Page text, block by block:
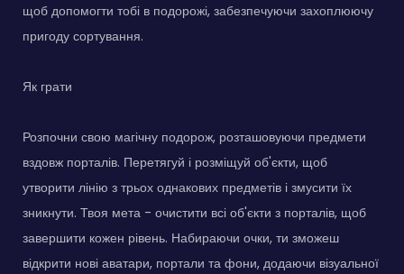
щоб допомогти тобі в подорожі, забезпечуючи захоплюючу
пригоду сортування.
Як грати
Розпочни свою магічну подорож, розташовуючи предмети
вздовж порталів. Перетягуй і розміщуй об'єкти, щоб
утворити лінію з трьох однакових предметів і змусити їх
зникнути. Твоя мета - очистити всі об'єкти з порталів, щоб
завершити кожен рівень. Набираючи очки, ти зможеш
відкрити нові аватари, портали та фони, додаючи візуальної